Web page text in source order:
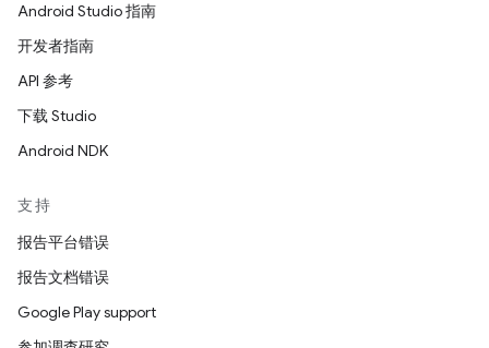
Android Studio 指南
开发者指南
API 参考
下载 Studio
Android NDK
支持
报告平台错误
报告文档错误
Google Play support